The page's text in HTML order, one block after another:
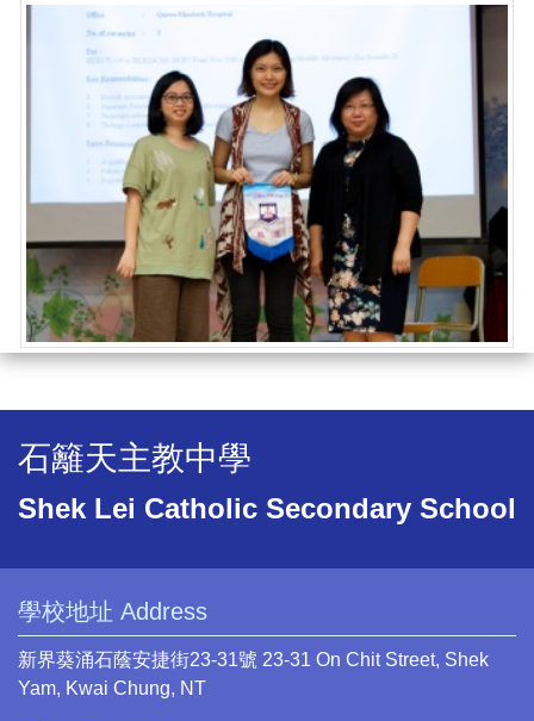
石籬天主教中學
Shek Lei Catholic Secondary School
學校地址 Address
新界葵涌石蔭安捷街23-31號 23-31 On Chit Street, Shek
Yam, Kwai Chung, NT